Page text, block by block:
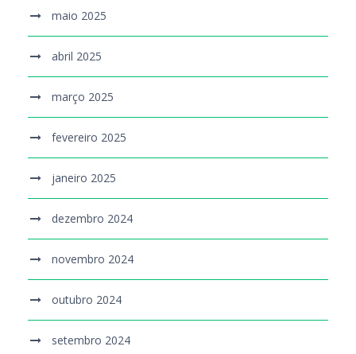
maio 2025
abril 2025
março 2025
fevereiro 2025
janeiro 2025
dezembro 2024
novembro 2024
outubro 2024
setembro 2024